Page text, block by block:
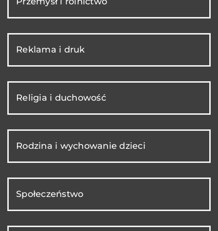
Reklama i druk
Religia i duchowość
Rodzina i wychowanie dzieci
Społeczeństwo